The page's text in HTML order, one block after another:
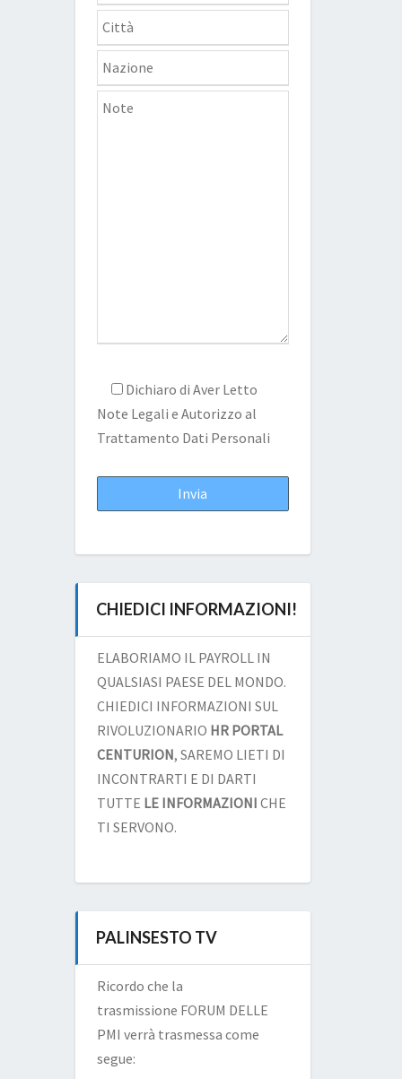
Dichiaro di Aver Letto
Note Legali e Autorizzo al
Trattamento Dati Personali
CHIEDICI INFORMAZIONI!
ELABORIAMO IL PAYROLL IN
QUALSIASI PAESE DEL MONDO.
CHIEDICI INFORMAZIONI SUL
RIVOLUZIONARIO HR PORTAL
CENTURION, SAREMO LIETI DI
INCONTRARTI E DI DARTI
TUTTE LE INFORMAZIONI CHE
TI SERVONO.
PALINSESTO TV
Ricordo che la
trasmissione FORUM DELLE
PMI verrà trasmessa come
segue: